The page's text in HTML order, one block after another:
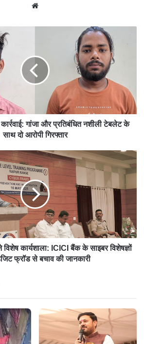
e
गांजा और प्रतिबंधित नशीली टेबलेट के
साथ दो आरोपी गिरफ्तार
कार्यशाला: ICICI बैंक के साइबर विशेषज्ञों
फ्रॉड से बचाव की जानकारी